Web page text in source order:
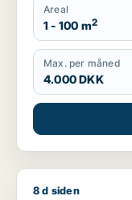
Areal
1 - 100 m2
Max. per måned
4.000 DKK
Morten søger
8 d siden